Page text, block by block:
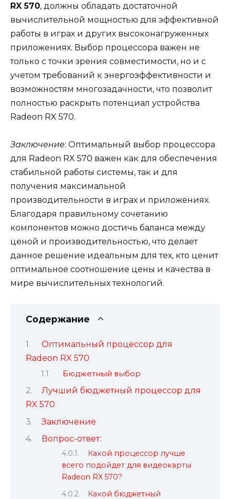
RX 570, должны обладать достаточной
вычислительной мощностью для эффективной
работы в играх и других высоконагруженных
приложениях. Выбор процессора важен не
только с точки зрения совместимости, но и с
учетом требований к энергоэффективности и
возможностям многозадачности, что позволит
полностью раскрыть потенциал устройства
Radeon RX 570.
Заключение: Оптимальный выбор процессора
для Radeon RX 570 важен как для обеспечения
стабильной работы системы, так и для
получения максимальной
производительности в играх и приложениях.
Благодаря правильному сочетанию
компонентов можно достичь баланса между
ценой и производительностью, что делает
данное решение идеальным для тех, кто ценит
оптимальное соотношение цены и качества в
мире вычислительных технологий.
Содержание
Оптимальный процессор для
Radeon RX 570
Бюджетный выбор
Лучший бюджетный процессор для
RX 570
Заключение
Вопрос-ответ:
Какой процессор лучше
всего подойдет для видеокарты
Radeon RX 570?
Какой бюджетный